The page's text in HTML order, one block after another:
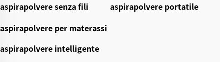
aspirapolvere senza fili
aspirapolvere portatile
aspirapolvere per materassi
aspirapolvere intelligente